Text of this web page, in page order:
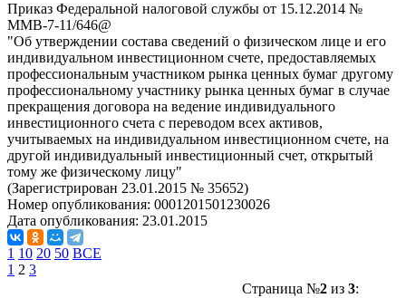
Приказ Федеральной налоговой службы от 15.12.2014 №
ММВ-7-11/646@
"Об утверждении состава сведений о физическом лице и его
индивидуальном инвестиционном счете, предоставляемых
профессиональным участником рынка ценных бумаг другому
профессиональному участнику рынка ценных бумаг в случае
прекращения договора на ведение индивидуального
инвестиционного счета с переводом всех активов,
учитываемых на индивидуальном инвестиционном счете, на
другой индивидуальный инвестиционный счет, открытый
тому же физическому лицу"
(Зарегистрирован 23.01.2015 № 35652)
Номер опубликования: 0001201501230026
Дата опубликования: 23.01.2015
1 10 20 50 ВСЕ
1 2 3
Страница №2из 3: